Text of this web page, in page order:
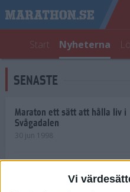
Vi
Start Nyheterna
SENASTE
Maraton ett sätt att hålla liv i
Svågadalen
30 jun 1998